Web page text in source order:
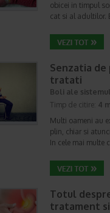
obicei in timpul
cat si al adultilor.
Senzatia de
tratati
Boli ale
Timp de citire: 4
Multi oameni au
plin, chiar si
In cele mai multe
Totul
tratament